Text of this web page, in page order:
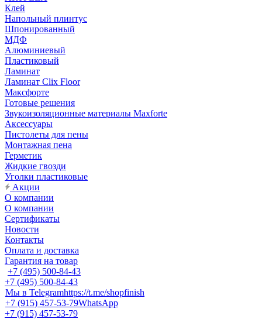
Клей
Напольный плинтус
Шпонированный
МДФ
Алюминиевый
Пластиковый
Ламинат
Ламинат Clix Floor
Максфорте
Готовые решения
Звукоизоляционные материалы Maxforte
Аксессуары
Пистолеты для пены
Монтажная пена
Герметик
Жидкие гвозди
Уголки пластиковые
Акции
О компании
О компании
Сертификаты
Новости
Контакты
Оплата и доставка
Гарантия на товар
+7 (495) 500-84-43
+7 (495) 500-84-43
Мы в Telegramhttps://t.me/shopfinish
+7 (915) 457-53-79WhatsApp
+7 (915) 457-53-79